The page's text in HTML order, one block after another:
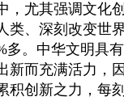
，尤其强调文化
类、深刻改变世
多。中华文明具
新而充满活力，
积创新之力，每